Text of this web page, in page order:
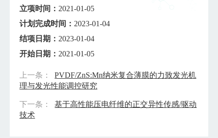
立项时间： 2021-01-05
计划完成时间： 2023-01-04
结项日期： 2023-01-04
开始日期： 2021-01-05
上一条：
PVDF/ZnS:Mn纳米复合薄膜的力致发光机
理与发光性能调控研究
下一条：
基于高性能压电纤维的正交异性传感/驱动
技术